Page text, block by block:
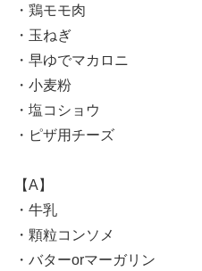
・鶏モモ肉
・玉ねぎ
・早ゆでマカロニ
・小麦粉
・塩コショウ
・ピザ用チーズ
【A】
・牛乳
・顆粒コンソメ
・バターorマーガリン